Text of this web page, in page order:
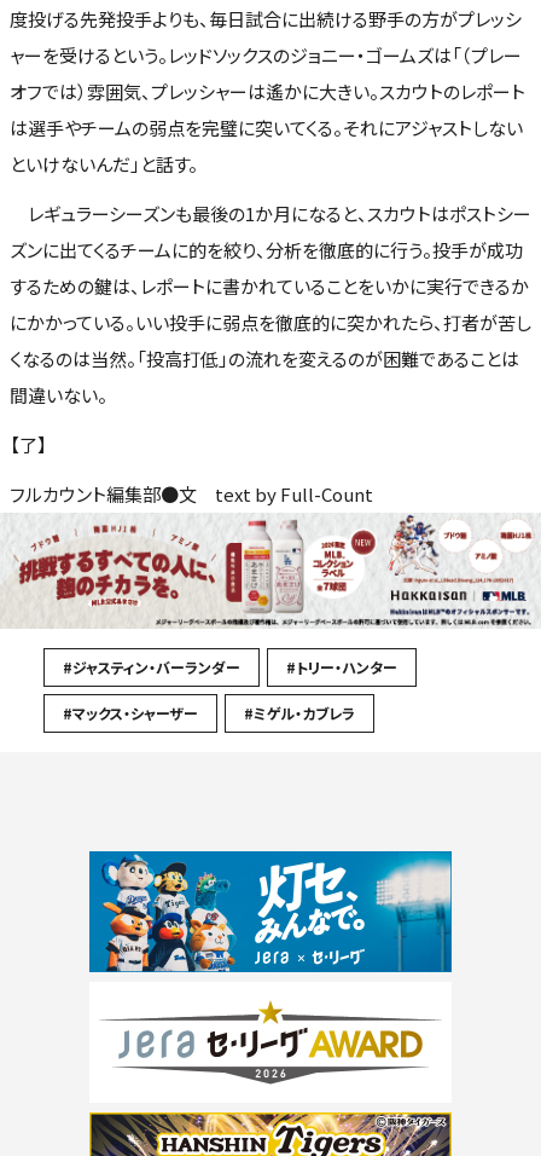
度投げる先発投手よりも、毎日試合に出続ける野手の方がプレッシ
ャーを受けるという。レッドソックスのジョニー・ゴームズは「（プレー
オフでは）雰囲気、プレッシャーは遙かに大きい。スカウトのレポート
は選手やチームの弱点を完璧に突いてくる。それにアジャストしない
といけないんだ」と話す。
レギュラーシーズンも最後の1か月になると、スカウトはポストシー
ズンに出てくるチームに的を絞り、分析を徹底的に行う。投手が成功
するための鍵は、レポートに書かれていることをいかに実行できるか
にかかっている。いい投手に弱点を徹底的に突かれたら、打者が苦し
くなるのは当然。「投高打低」の流れを変えるのが困難であることは
間違いない。
【了】
フルカウント編集部●文 text by Full-Count
#ジャスティン・バーランダー #トリー・ハンター
#マックス・シャーザー #ミゲル・カブレラ